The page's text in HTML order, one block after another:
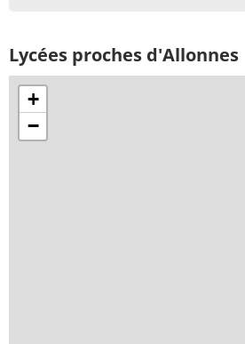
Lycées proches d'Allonnes
+
−